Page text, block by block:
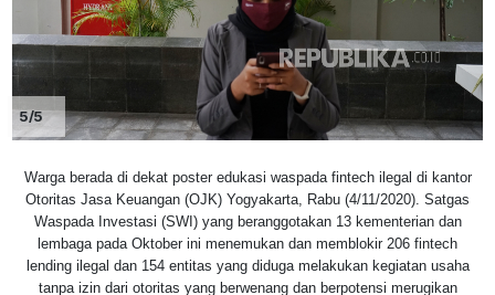
5/5
Warga berada di dekat poster edukasi waspada fintech ilegal di kantor
Otoritas Jasa Keuangan (OJK) Yogyakarta, Rabu (4/11/2020). Satgas
Waspada Investasi (SWI) yang beranggotakan 13 kementerian dan
lembaga pada Oktober ini menemukan dan memblokir 206 fintech
lending ilegal dan 154 entitas yang diduga melakukan kegiatan usaha
tanpa izin dari otoritas yang berwenang dan berpotensi merugikan